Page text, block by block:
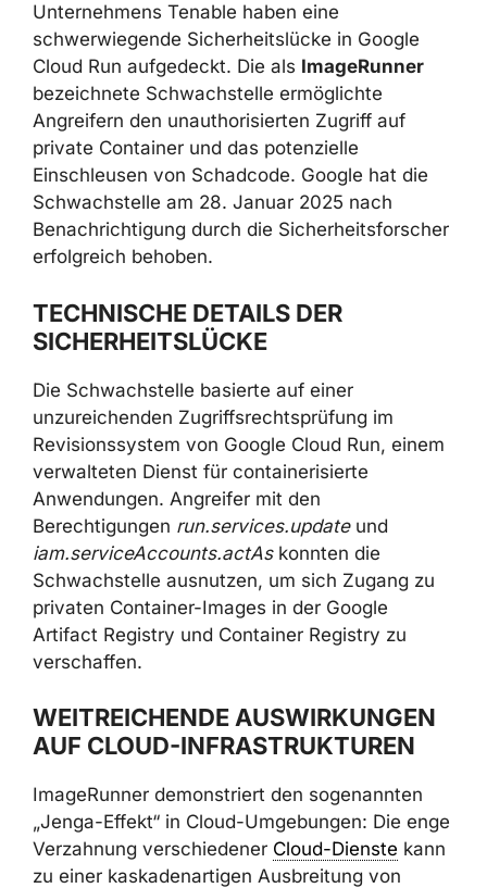
Unternehmens Tenable haben eine
schwerwiegende Sicherheitslücke in Google
Cloud Run aufgedeckt. Die als ImageRunner
bezeichnete Schwachstelle ermöglichte
Angreifern den unauthorisierten Zugriff auf
private Container und das potenzielle
Einschleusen von Schadcode. Google hat die
Schwachstelle am 28. Januar 2025 nach
Benachrichtigung durch die Sicherheitsforscher
erfolgreich behoben.
TECHNISCHE DETAILS DER
SICHERHEITSLÜCKE
Die Schwachstelle basierte auf einer
unzureichenden Zugriffsrechtsprüfung im
Revisionssystem von Google Cloud Run, einem
verwalteten Dienst für containerisierte
Anwendungen. Angreifer mit den
Berechtigungen run.services.updateund
iam.serviceAccounts.actAskonnten die
Schwachstelle ausnutzen, um sich Zugang zu
privaten Container-Images in der Google
Artifact Registry und Container Registry zu
verschaffen.
WEITREICHENDE AUSWIRKUNGEN
AUF CLOUD-INFRASTRUKTUREN
ImageRunner demonstriert den sogenannten
„Jenga-Effekt“ in Cloud-Umgebungen: Die enge
Verzahnung verschiedener Cloud-Dienste kann
zu einer kaskadenartigen Ausbreitung von